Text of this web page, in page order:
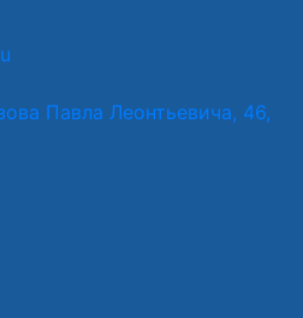
Павла Леонтьевича, 46,